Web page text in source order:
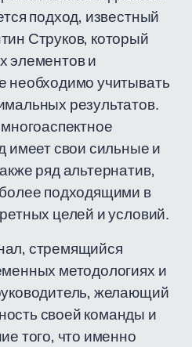
подход, известный
Струков, который
элементов и
необходимо учитывать
результатов.
имеет свои сильные и
ряд альтернатив,
подходящими в
целей и условий.
стремящийся
методологиях и
желающий
своей команды и
того, что именно